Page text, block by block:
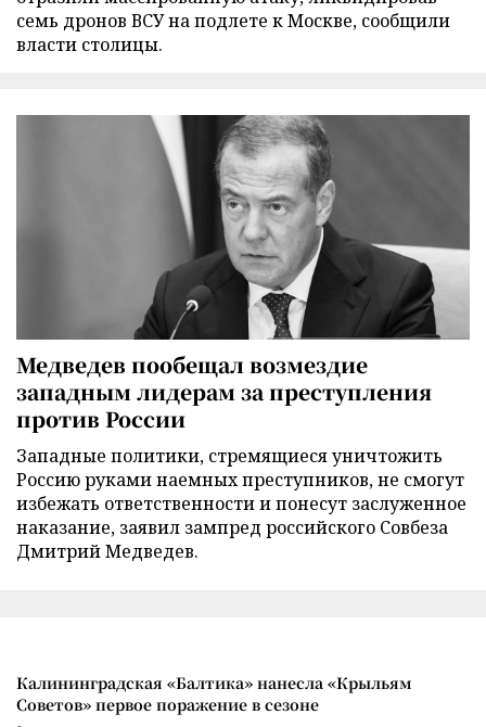
семь дронов ВСУ на подлете к Москве, сообщили
власти столицы.
Медведев пообещал возмездие
западным лидерам за преступления
против России
Западные политики, стремящиеся уничтожить
Россию руками наемных преступников, не смогут
избежать ответственности и понесут заслуженное
наказание, заявил зампред российского Совбеза
Дмитрий Медведев.
Калининградская «Балтика» нанесла «Крыльям
Советов» первое поражение в сезоне